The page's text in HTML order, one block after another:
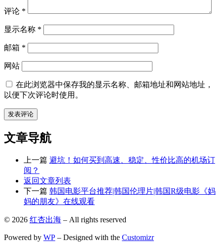
评论 *
显示名称 *
邮箱 *
网站
在此浏览器中保存我的显示名称、邮箱地址和网站地址，
以便下次评论时使用。
文章导航
上一篇 避坑！如何买到高速、稳定、性价比高的机场订
阅？
返回文章列表
下一篇 韩国电影平台推荐|韩国伦理片|韩国R级电影《妈
妈的朋友》在线观看
© 2026 红杏出海 – All rights reserved
Powered by WP – Designed with the Customizr